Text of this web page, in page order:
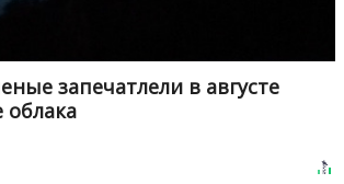
запечатлели в августе
облака